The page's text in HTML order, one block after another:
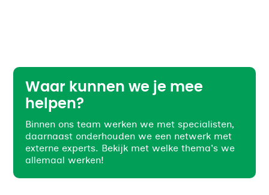
Waar kunnen we je mee
helpen?
Binnen ons team werken we met specialisten,
daarnaast onderhouden we een netwerk met
externe experts. Bekijk met welke thema's we
allemaal werken!